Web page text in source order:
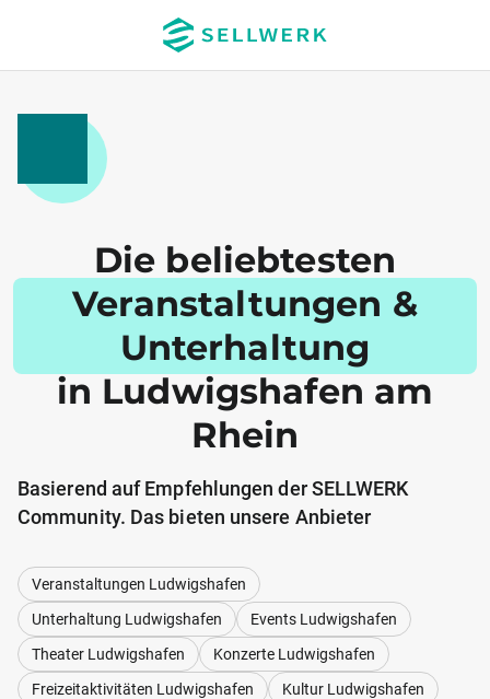
Die beliebtesten
Veranstaltungen &
Unterhaltung
in Ludwigshafen am
Rhein
Basierend auf Empfehlungen der SELLWERK
Community. Das bieten unsere Anbieter
Veranstaltungen Ludwigshafen
Unterhaltung Ludwigshafen
Events Ludwigshafen
Theater Ludwigshafen
Konzerte Ludwigshafen
Freizeitaktivitäten Ludwigshafen
Kultur Ludwigshafen